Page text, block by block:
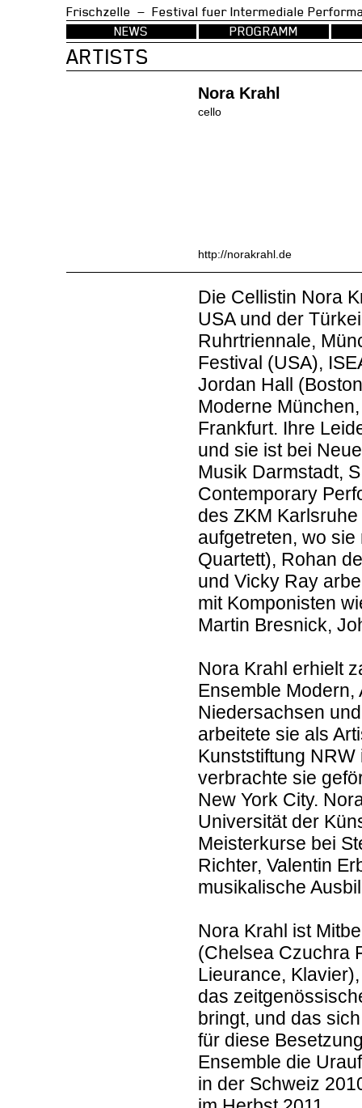
Frischzelle — Festival fuer
NEWS
PROGRAMM
ARTISTS
Nora Krahl
cello
http://norakrahl.de
Die Cellistin Nora
USA und der
Ruhrtriennale,
Festival (USA),
Jordan Hall
Moderne
Frankfurt. Ihre
und sie ist bei
Musik Darmstadt,
Contemporary
des ZKM
aufgetreten, wo
Quartett), Rohan
und Vicky Ray
mit Komponisten
Martin Bresnick,
Nora Krahl erhielt
Ensemble Modern,
Niedersachsen
arbeitete sie als
Kunststiftung
verbrachte sie
New York City.
Universität der
Meisterkurse bei
Richter, Valentin
musikalische
Nora Krahl ist
(Chelsea Czuchra
Lieurance,
das
bringt, und das
für diese
Ensemble die
in der Schweiz